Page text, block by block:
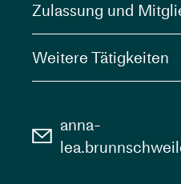
Zulassung und
Weitere Tätigkeiten
anna-